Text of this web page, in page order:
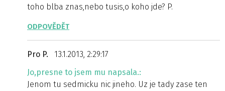
toho blba znas,nebo tusis,o koho jde? P.
ODPOVĚDĚT
Pro P.
13.1.2013, 2:29:17
Jo,presne to jsem mu napsala.:
Jenom tu sedmicku nic jineho. Uz je tady zase ten